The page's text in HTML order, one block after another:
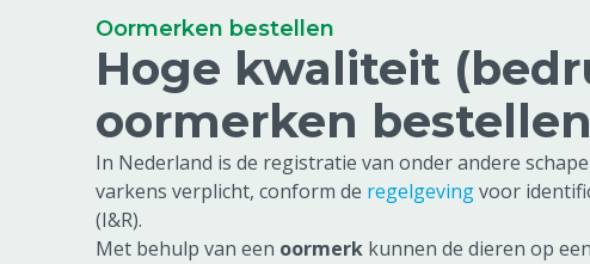
Oormerken bestellen
Hoge kwaliteit
oormerken bestellen
In Nederland is de registratie van onder andere
varkens verplicht, conform de regelgevingvoor
(I&R).
Met behulp van een oormerk kunnen de dieren op